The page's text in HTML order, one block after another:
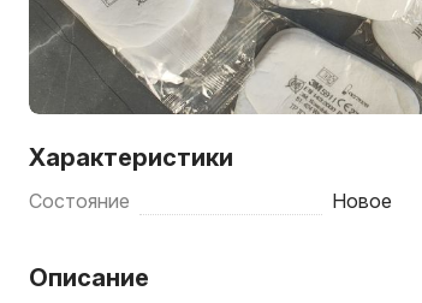
Характеристики
Состояние Новое
Описание